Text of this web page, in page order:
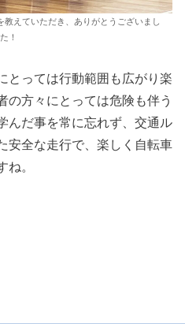
えていただき、ありがとうございまし
た！
とっては行動範囲も広がり楽
の方々にとっては危険も伴う
んだ事を常に忘れず、交通ル
安全な走行で、楽しく自転車
ね。